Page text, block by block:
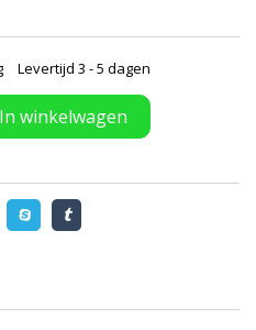
Levertijd 3 - 5 dagen
In winkelwagen